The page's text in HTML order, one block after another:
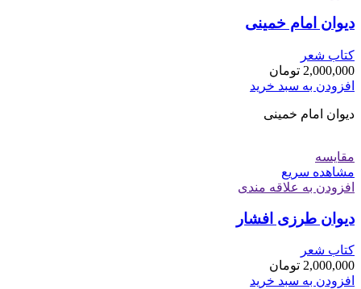
دیوان امام خمینی
کتاب شعر
2,000,000 تومان
افزودن به سبد خرید
دیوان امام خمینی
مقایسه
مشاهده سریع
افزودن به علاقه مندی
دیوان طرزی افشار
کتاب شعر
2,000,000 تومان
افزودن به سبد خرید